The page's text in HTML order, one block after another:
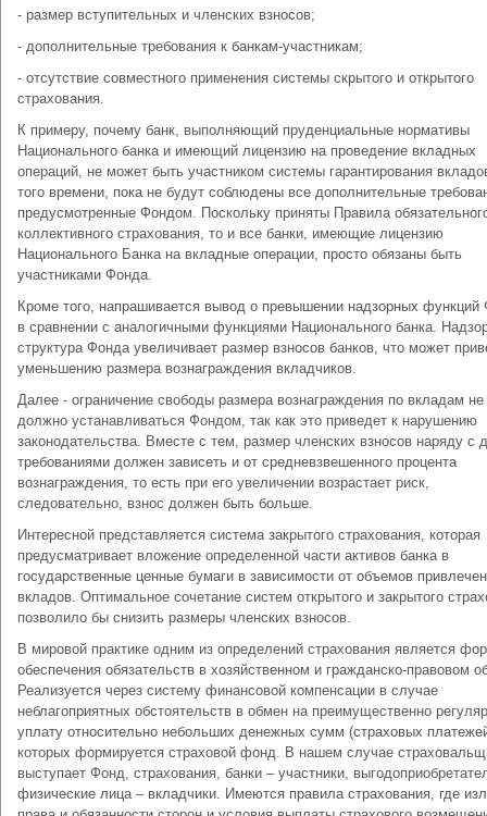
- размер вступительных и членских взносов;
- дополнительные требования к банкам-участникам;
- отсутствие совместного применения системы скрытого и открытого
страхования.
К примеру, почему банк, выполняющий пруденциальные нормативы
Национального банка и имеющий лицензию на проведение вкладных
операций, не может быть участником системы гарантирования
того времени, пока не будут соблюдены все дополнительные
предусмотренные Фондом. Поскольку приняты Правила
коллективного страхования, то и все банки, имеющие лицензию
Национального Банка на вкладные операции, просто обязаны быть
участниками Фонда.
Кроме того, напрашивается вывод о превышении надзорных функций
в сравнении с аналогичными функциями Национального банка.
структура Фонда увеличивает размер взносов банков, что может
уменьшению размера вознаграждения вкладчиков.
Далее - ограничение свободы размера вознаграждения по вкладам не
должно устанавливаться Фондом, так как это приведет к нарушению
законодательства. Вместе с тем, размер членских взносов наряду с
требованиями должен зависеть и от средневзвешенного процента
вознаграждения, то есть при его увеличении возрастает риск,
следовательно, взнос должен быть больше.
Интересной представляется система закрытого страхования, которая
предусматривает вложение определенной части активов банка в
государственные ценные бумаги в зависимости от объемов
вкладов. Оптимальное сочетание систем открытого и закрытого
позволило бы снизить размеры членских взносов.
В мировой практике одним из определений страхования является
обеспечения обязательств в хозяйственном и гражданско-правовом
Реализуется через систему финансовой компенсации в случае
неблагоприятных обстоятельств в обмен на преимущественно
уплату относительно небольших денежных сумм (страховых
которых формируется страховой фонд. В нашем случае
выступает Фонд, страхования, банки – участники,
физические лица – вкладчики. Имеются правила страхования, где